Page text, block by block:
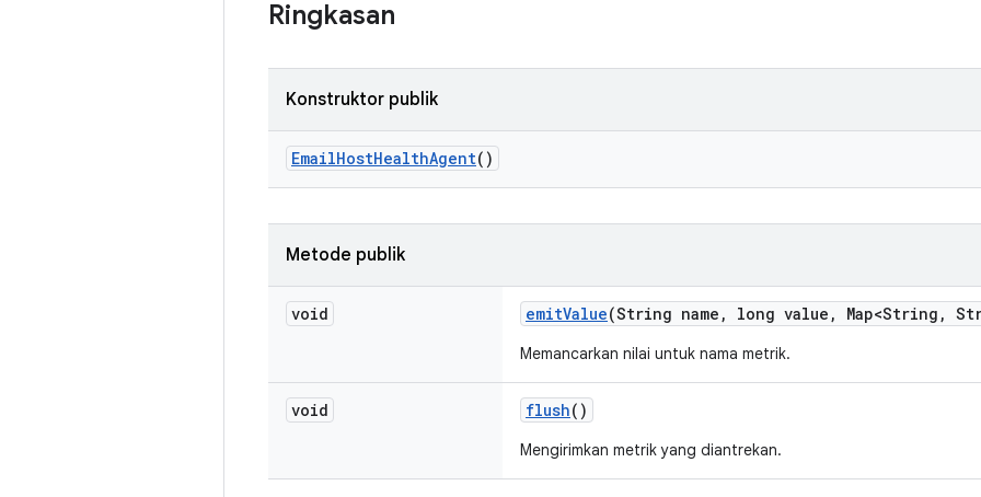
Ringkasan
Konstruktor publik
EmailHostHealthAgent()
Metode publik
void emitValue(String name , long value , Map<String ,
Memancarkan nilai untuk nama metrik.
void flush()
Mengirimkan metrik yang diantrekan.